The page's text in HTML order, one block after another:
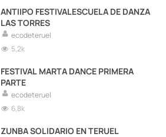
ANTIIPO FESTIVALESCUELA DE DANZA
LAS TORRES
ecodeteruel
5,2k
FESTIVAL MARTA DANCE PRIMERA
PARTE
ecodeteruel
6,8k
ZUNBA SOLIDARIO EN TERUEL